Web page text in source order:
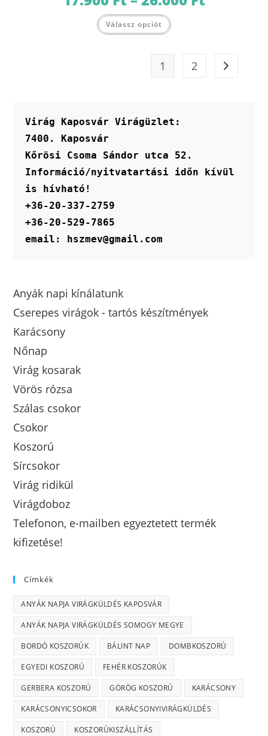
17.900 Ft
Válassz opciót a
1 2
Virág Kaposvár Virágüzlet:
7400. Kaposvár
Kőrösi Csoma Sándor utca 52.
Információ/nyitvatartási időn kívül
is hívható!
+36-20-337-2759
+36-20-529-7865
email: hszmev@gmail.com
Anyák napi kínálatunk
Cserepes virágok - tartós készítmények
Karácsony
Nőnap
Virág kosarak
Vörös rózsa
Szálas csokor
Csokor
Koszorú
Sírcsokor
Virág ridikül
Virágdoboz
Telefonon, e-mailben egyeztetett termék
kifizetése!
Címkék
ANYÁK NAPJA VIRÁGKÜLDÉS KAPOSVÁR
ANYÁK NAPJA VIRÁGKÜLDÉS SOMOGY MEGYE
BORDÓ KOSZORÚK BÁLINT NAP DOMBKOSZORÚ
EGYEDI KOSZORÚ FEHÉR KOSZORÚK
GERBERA KOSZORÚ GÖRÖG KOSZORÚ KARÁCSONY
KARÁCSONYICSOKOR KARÁCSONYIVIRÁGKÜLDÉS
KOSZORÚ KOSZORÚKISZÁLLÍTÁS